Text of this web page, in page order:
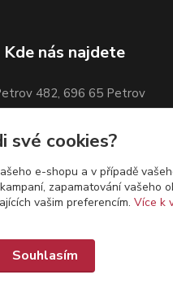
Kde nás najdete
482, 696 65 Petrov
své cookies?
e-shopu a v případě
zapamatování vašeho
vašim preferencím. Více k
Souhlasím